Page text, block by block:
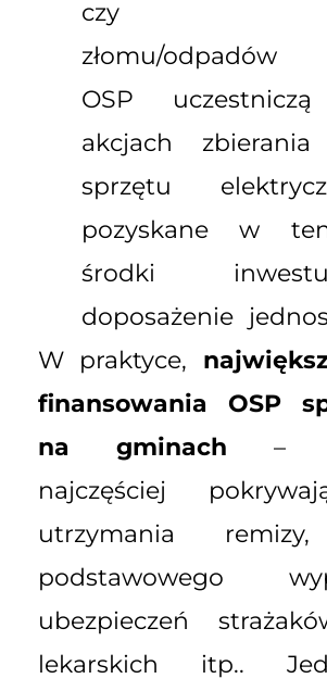
czy
złomu/odpadów
OSP
akcjach zbierania
sprzętu
pozyskane w
środki
doposażenie
W praktyce,
finansowania OSP
na gminach –
najczęściej
utrzymania
podstawowego
ubezpieczeń
lekarskich itp..